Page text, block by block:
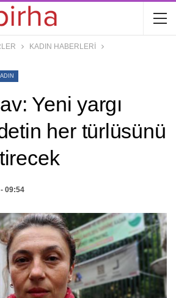
KADIN HABERLERİ
Yeni yargı
her türlüsünü
09:54